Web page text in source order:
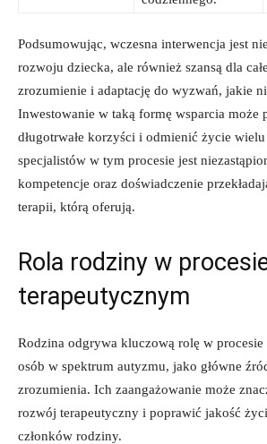
Podsumowując, wczesna interwencja jest
rozwoju dziecka, ale również szansą dla
zrozumienie i adaptację do wyzwań, jakie
Inwestowanie w taką formę wsparcia może
długotrwałe korzyści i odmienić życie
specjalistów w tym procesie jest
kompetencje oraz doświadczenie
terapii, którą oferują.
Rola rodziny w
terapeutycznym
Rodzina odgrywa kluczową rolę w procesie
osób w spektrum autyzmu, jako główne
zrozumienia. Ich zaangażowanie może
rozwój terapeutyczny i poprawić jakość
członków rodziny.